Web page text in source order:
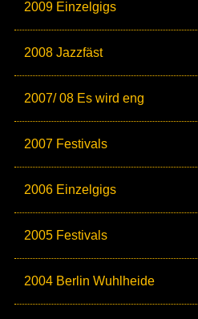
2009 Einzelgigs
2008 Jazzfäst
2007/ 08 Es wird eng
2007 Festivals
2006 Einzelgigs
2005 Festivals
2004 Berlin Wuhlheide